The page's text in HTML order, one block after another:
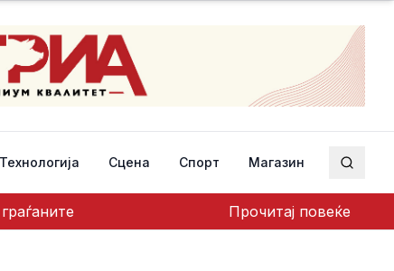
Сцена Спорт Магазин
Прочитај повеќе